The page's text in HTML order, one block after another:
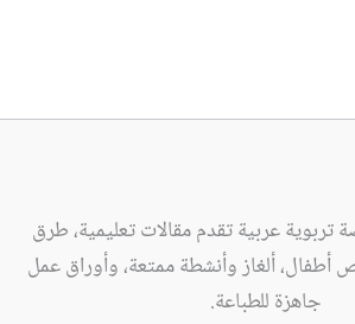
عربية تقدم مقالات تعليمية، طرق
ألغاز وأنشطة ممتعة، وأوراق عمل
جاهزة للطباعة.